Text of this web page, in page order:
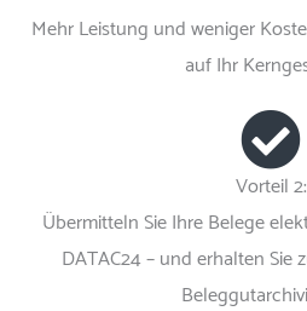
Mehr Leistung und weniger
auf Ihr
Vorteil 2:
Übermitteln Sie Ihre Belege
DATAC24 – und erhalten Sie